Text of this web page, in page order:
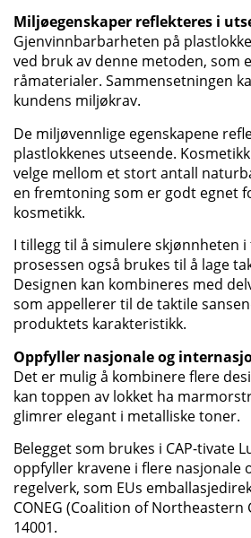
Miljøegenskaper reflekteres i
Gjenvinnbarbarheten på
ved bruk av denne metoden, som
råmaterialer. Sammensetningen
kundens miljøkrav.
De miljøvennlige egenskapene
plastlokkenes utseende.
velge mellom et stort antall
en fremtoning som er godt egnet
kosmetikk.
I tillegg til å simulere skjønnheten
prosessen også brukes til å lage
Designen kan kombineres med
som appellerer til de taktile
produktets karakteristikk.
Oppfyller nasjonale og
Det er mulig å kombinere flere
kan toppen av lokket ha
glimrer elegant i metalliske toner.
Belegget som brukes i CAP-tivate
oppfyller kravene i flere nasjonale
regelverk, som EUs
CONEG (Coalition of Northeastern
14001.